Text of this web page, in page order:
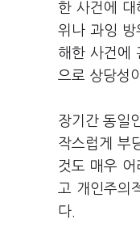
한 사건에 대
위나 과잉 방
해한 사건에
으로 상당성
장기간 동일
작스럽게 부
것도 매우
고 개인주의
다.